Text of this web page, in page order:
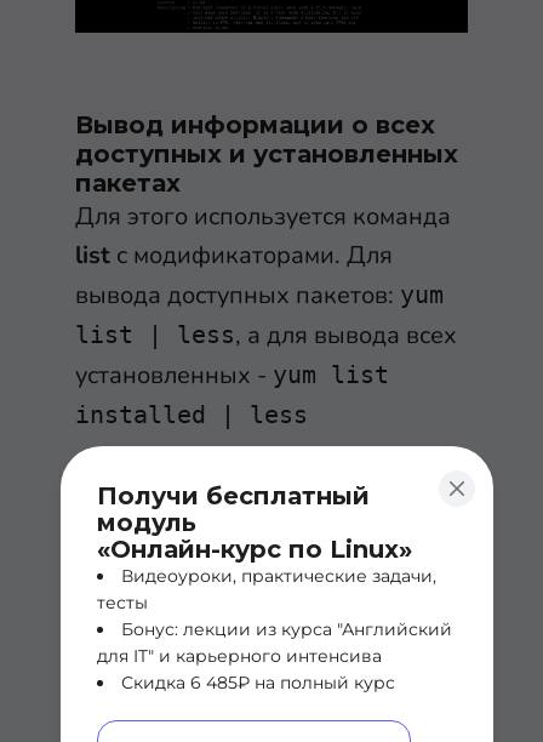
Получи бесплатный
модуль
«Онлайн-курс по Linux»
Видеоуроки, практические задачи,
тесты
Бонус: лекции из курса "Английский
для IT" и карьерного интенсива
Скидка 6 485₽ на полный курс
Вывод информации о всех
доступных и установленных
пакетах
Для этого используется команда
list с модификаторами. Для
вывода доступных пакетов: yum
list | less, а для вывода всех
установленных - yum list
installed | less
Проверка доступных
обновлений для пакетов и
само обновление
Для проверки служит команда
check-update
update. Ниже три примера
использования команд: